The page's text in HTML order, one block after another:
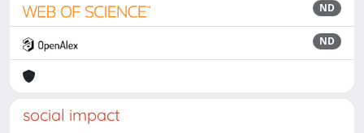
ND
ND
social impact